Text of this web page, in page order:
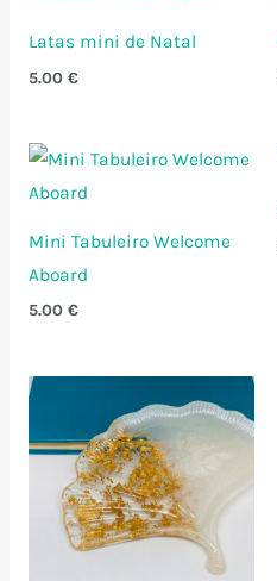
Latas mini de Natal
5.00 €
Mini Tabuleiro Welcome
Aboard
5.00 €